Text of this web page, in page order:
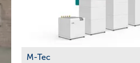
M-Tec